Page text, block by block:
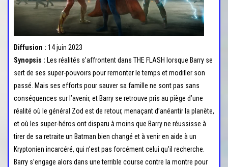
a
a
Diffusion : 14 juin 2023
Synopsis : Les réalités s’affrontent dans THE FLASH lorsque Barry se
sert de ses super-pouvoirs pour remonter le temps et modifier son
passé. Mais ses efforts pour sauver sa famille ne sont pas sans
conséquences sur l’avenir, et Barry se retrouve pris au piège d’une
réalité où le général Zod est de retour, menaçant d’anéantir la planète,
et où les super-héros ont disparu à moins que Barry ne réussisse à
tirer de sa retraite un Batman bien changé et à venir en aide à un
Kryptonien incarcéré, qui n’est pas forcément celui qu’il recherche.
Barry s’engage alors dans une terrible course contre la montre pour